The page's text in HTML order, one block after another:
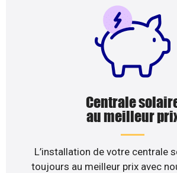
Centrale
au meilleur
L’installation de votre centrale
toujours au meilleur prix avec